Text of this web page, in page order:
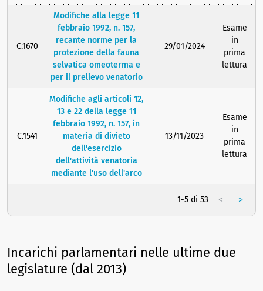
C.1670
Modifiche alla legge 11
febbraio 1992, n. 157,
recante norme per la
protezione della fauna
selvatica omeoterma e
per il prelievo venatorio
29/01/2024
Esame
in
prima
lettura
C.1541
Modifiche agli articoli 12,
13 e 22 della legge 11
febbraio 1992, n. 157, in
materia di divieto
dell'esercizio
dell'attività venatoria
mediante l'uso dell'arco
13/11/2023
Esame
in
prima
lettura
1-5 di 53 < >
Incarichi parlamentari nelle ultime due
legislature (dal 2013)